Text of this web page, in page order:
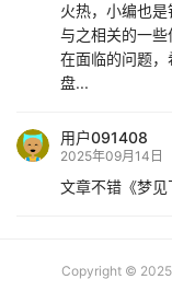
火热，小编也
与之相关的一
在面临的问题
盘...
用户091408
2025年09月14日
文章不错《梦
Copyright © 2025